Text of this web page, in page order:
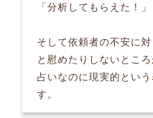
「分析してもらえた！
そして依頼者の不安に
と慰めたりしないとこ
占いなのに現実的とい
す。